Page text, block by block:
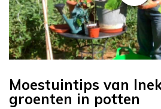
Moestuintips van
groenten in potten